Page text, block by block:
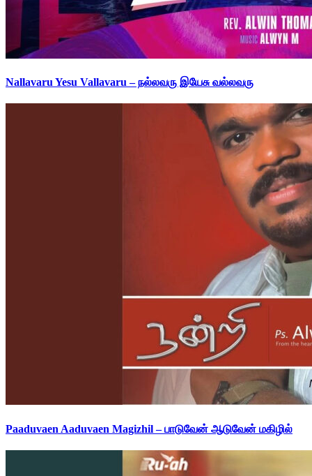
Nallavaru Yesu Vallavaru – நல்லவரு இயேசு வல்லவரு
Paaduvaen Aaduvaen Magizhil – பாடுவேன் ஆடுவேன் மகிழில்